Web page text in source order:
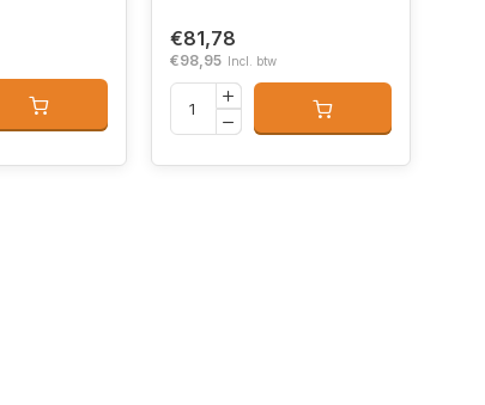
€81,78
€98,95 Incl. btw